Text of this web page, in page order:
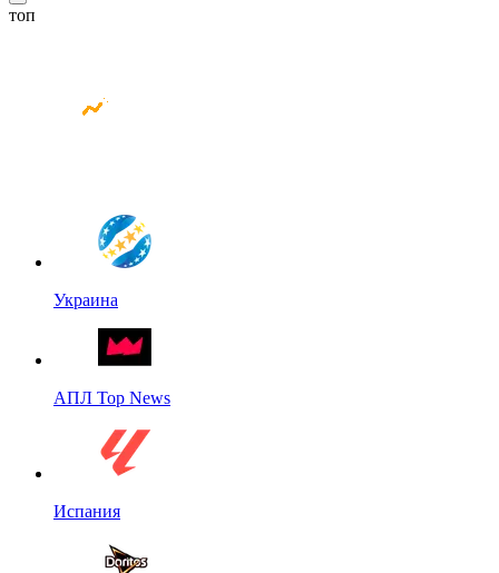
топ
Украина
АПЛ Top News
Испания